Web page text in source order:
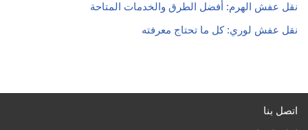
نقل عفش الهرم: أفضل الطرق والخدمات المتاحة
نقل عفش لوري: كل ما تحتاج معرفته
اتصل بنا